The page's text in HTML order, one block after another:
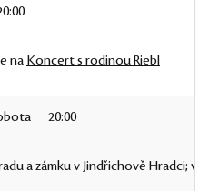
na Koncert s rodinou Riebl
20:00
a zámku v Jindřichově Hradci;